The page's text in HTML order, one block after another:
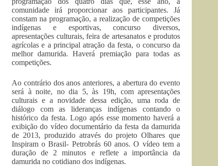
comunidade irá proporcionar aos participantes. Já
constam na programação, a realização de competições
indígenas e esportivas, concurso diversos,
apresentações culturais, feira de artesanatos e produtos
agrícolas e a principal atração da festa, o concurso da
melhor damurida. Haverá premiação para todas as
competições.
Ao contrário dos anos anteriores, a abertura do evento
será à noite, no dia 5, às 19h, com apresentações
culturais e a novidade dessa edição, uma roda de
diálogo com as lideranças indígenas contando o
histórico da festa. Logo após esse momento haverá a
exibição do vídeo documentário da festa da damurida
de 2013, produzido através do projeto Olhares que
Inspiram o Brasil- Petrobrás 60 anos. O vídeo tem a
duração de 2 minutos e reflete a importância da
damurida no cotidiano dos indígenas.